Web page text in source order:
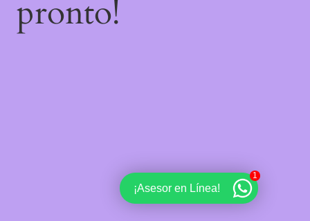
pronto!
¡Asesor en Línea!
1